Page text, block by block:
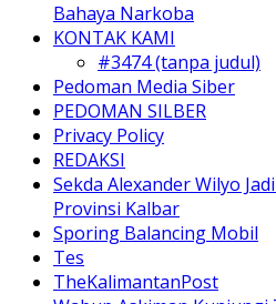
Bahaya Narkoba
KONTAK KAMI
#3474 (tanpa judul)
Pedoman Media Siber
PEDOMAN SILBER
Privacy Policy
REDAKSI
Sekda Alexander Wilyo
Provinsi Kalbar
Sporing Balancing Mobil
Tes
TheKalimantanPost